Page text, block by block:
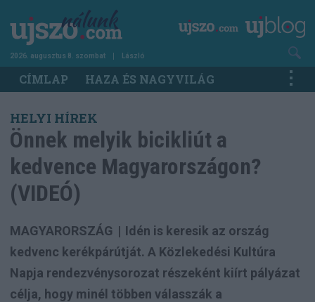
tartalomra
2026. augusztus 8. szombat László
Main
navigation
CÍMLAP HAZA ÉS NAGYVILÁG
HELYI HÍREK
Önnek melyik bicikliút a
kedvence Magyarországon?
(VIDEÓ)
MAGYARORSZÁG | Idén is keresik az ország
kedvenc kerékpárútját. A Közlekedési Kultúra
Napja rendezvénysorozat részeként kiírt pályázat
célja, hogy minél többen válasszák a